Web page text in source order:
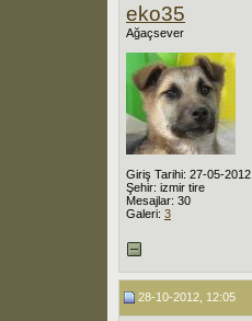
eko35
Ağaçsever
Giriş Tarihi: 27-05-2012
Şehir: izmir tire
Mesajlar: 30
Galeri: 3
28-10-2012, 12:05